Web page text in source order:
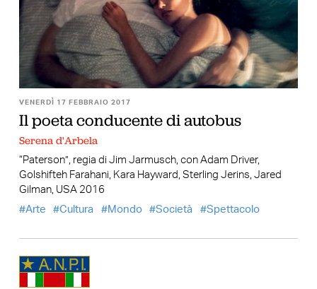
VENERDÌ 17 FEBBRAIO 2017
Il poeta conducente di autobus
Serena d'Arbela
“Paterson”, regia di Jim Jarmusch, con Adam Driver,
Golshifteh Farahani, Kara Hayward, Sterling Jerins, Jared
Gilman, USA 2016
Arte
Cultura Mondo Società Spettacolo